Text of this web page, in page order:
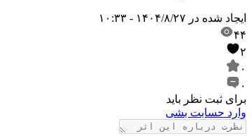
ایجاد شده در ۱۴۰۴/۸/۲۷ - ۱۰:۳۳
۴۴
۲
۰
۰
برای ثبت نظر باید
وارد حسابت بشی